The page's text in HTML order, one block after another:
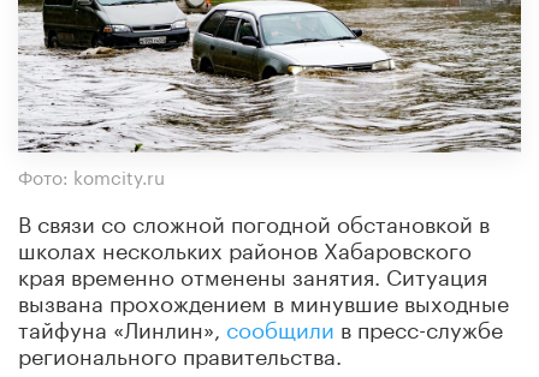
Фото: komcity.ru
В связи со сложной погодной обстановкой в
школах нескольких районов Хабаровского
края временно отменены занятия. Ситуация
вызвана прохождением в минувшие выходные
тайфуна «Линлин», сообщилив пресс-службе
регионального правительства.